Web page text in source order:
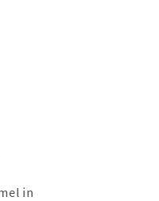
in